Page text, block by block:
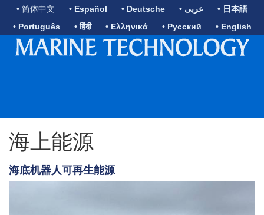
• 简体中文 • Español • Deutsche • عربى
• 日本語
• Português
• हिंदी • Ελληνικά • Русский • English
海上能源
海底机器人可再生能源